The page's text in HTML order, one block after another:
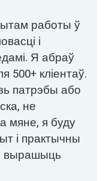
работы ў
і
Я абраў
500+ кліентаў.
патрэбы або
не
мяне, я буду
і практычны
вырашыць